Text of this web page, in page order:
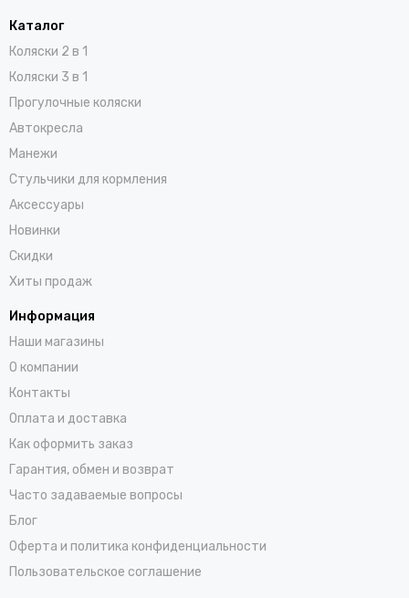
Каталог
Коляски 2 в 1
Коляски 3 в 1
Прогулочные коляски
Автокресла
Манежи
Стульчики для кормления
Аксессуары
Новинки
Скидки
Хиты продаж
Информация
Наши магазины
О компании
Контакты
Оплата и доставка
Как оформить заказ
Гарантия, обмен и возврат
Часто задаваемые вопросы
Блог
Оферта и политика конфиденциальности
Пользовательское соглашение